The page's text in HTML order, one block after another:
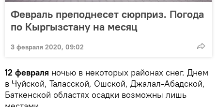
Февраль преподнесет сюрприз. Погода
по Кыргызстану на месяц
3 февраля 2020, 09:02
12 февраля ночью в некоторых районах снег. Днем
в Чуйской, Таласской, Ошской, Джалал-Абадской,
Баткенской областях осадки возможны лишь